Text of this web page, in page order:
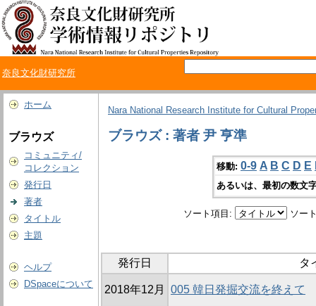
奈良文化財研究所
ホーム
ブラウズ
コミュニティ/
コレクション
発行日
著者
タイトル
主題
ヘルプ
DSpaceについて
Nara National Research Institute for Cultural
ブラウズ : 著者 尹 亨準
移動: 0-9 A B C D E
あるいは、最初の数文
ソート項目: ソー
発行日 タ
2018年12月 005 韓日発掘交流を終えて